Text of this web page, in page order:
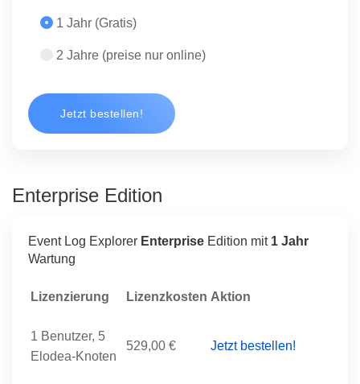
1 Jahr (Gratis)
2 Jahre (preise nur online)
Jetzt bestellen!
Enterprise Edition
Event Log Explorer Enterprise Edition mit 1 Jahr
Wartung
Lizenzierung Lizenzkosten Aktion
1 Benutzer, 5
Elodea-Knoten
529,00 € Jetzt bestellen!